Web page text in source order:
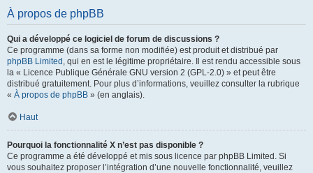
À propos de phpBB
Qui a développé ce logiciel de forum de discussions ?
Ce programme (dans sa forme non modifiée) est produit et distribué par
phpBB Limited , qui en est le légitime propriétaire. Il est rendu accessible sous
la « Licence Publique Générale GNU version 2 (GPL-2.0) » et peut être
distribué gratuitement. Pour plus d’informations, veuillez consulter la rubrique
« À propos de phpBB » (en anglais).
Haut
Pourquoi la fonctionnalité X n’est pas disponible ?
Ce programme a été développé et mis sous licence par phpBB Limited. Si
vous souhaitez proposer l’intégration d’une nouvelle fonctionnalité, veuillez